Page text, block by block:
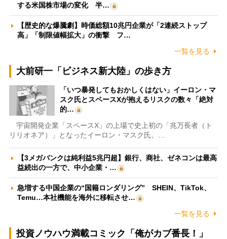
する米国株市場の変化 半…
【歴史的な爆騰劇】時価総額10兆円企業が「2連続ストップ
高」「制限値幅拡大」の衝撃 フ…
一覧を見る
大前研一「ビジネス新大陸」の歩き方
「いつ暴発してもおかしくはない」イーロン・マ
スク氏とスペースXが抱えるリスクの数々「絶対
的…
宇宙開発企業「スペースX」の上場で史上初の「兆万長者（ト
リリオネア）」となったイーロン・マスク氏。…
【3メガバンクは純利益5兆円超】銀行、商社、ゼネコンは最高
益続出の一方で、中小企業・…
急増する中国企業の“国籍ロンダリング” SHEIN、TikTok、
Temu…本社機能を海外に移転させ…
一覧を見る
投資ノウハウ満載コミック「俺がカブ番長！」